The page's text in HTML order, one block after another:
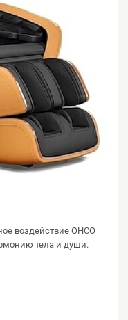
воздействие OHCO
тела и души.